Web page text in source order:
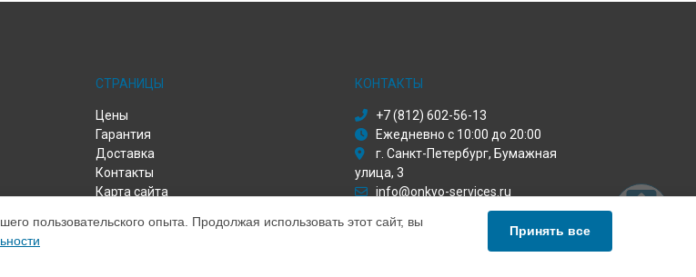
СТРАНИЦЫ
Цены
Гарантия
Доставка
Контакты
Карта сайта
КОНТАКТЫ
+7 (812) 602-56-13
Ежедневно с 10:00 до 20:00
г. Санкт-Петербург, Бумажная
улица, 3
info@onkyo-services.ru
Политика конфиденциальности
пользовательского опыта. Продолжая использовать этот сайт, вы
Принять все